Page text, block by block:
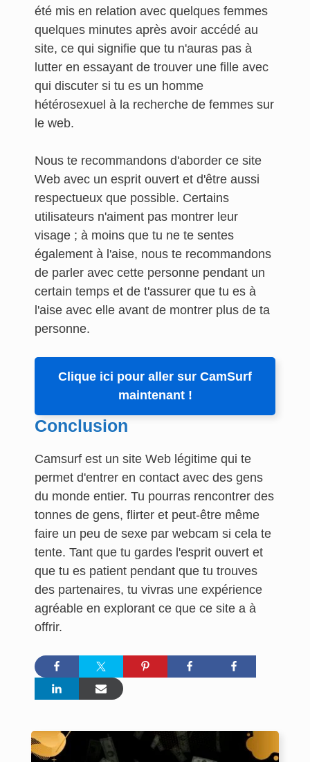
été mis en relation avec quelques femmes
quelques minutes après avoir accédé au
site, ce qui signifie que tu n'auras pas à
lutter en essayant de trouver une fille avec
qui discuter si tu es un homme
hétérosexuel à la recherche de femmes sur
le web.
Nous te recommandons d'aborder ce site
Web avec un esprit ouvert et d'être aussi
respectueux que possible. Certains
utilisateurs n'aiment pas montrer leur
visage ; à moins que tu ne te sentes
également à l'aise, nous te recommandons
de parler avec cette personne pendant un
certain temps et de t'assurer que tu es à
l'aise avec elle avant de montrer plus de ta
personne.
Clique ici pour aller sur CamSurf
maintenant !
Conclusion
Camsurf est un site Web légitime qui te
permet d'entrer en contact avec des gens
du monde entier. Tu pourras rencontrer des
tonnes de gens, flirter et peut-être même
faire un peu de sexe par webcam si cela te
tente. Tant que tu gardes l'esprit ouvert et
que tu es patient pendant que tu trouves
des partenaires, tu vivras une expérience
agréable en explorant ce que ce site a à
offrir.